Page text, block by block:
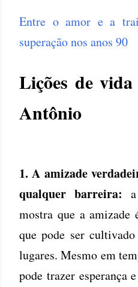
Entre o amor e a
superação nos anos 90
Lições de
Antônio
1. A amizade
qualquer barreira:
mostra que a
que pode ser
lugares. Mesmo em
pode trazer esperança